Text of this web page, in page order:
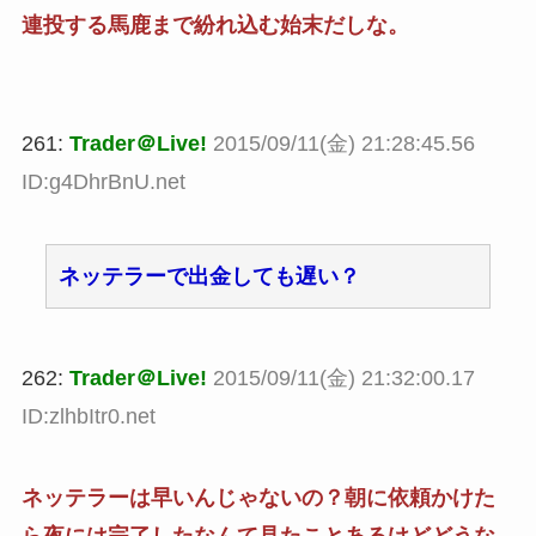
連投する馬鹿まで紛れ込む始末だしな。
261: Trader＠Live! 2015/09/11(金) 21:28:45.56
ID:g4DhrBnU.net
ネッテラーで出金しても遅い？
262: Trader＠Live! 2015/09/11(金) 21:32:00.17
ID:zlhbItr0.net
ネッテラーは早いんじゃないの？朝に依頼かけた